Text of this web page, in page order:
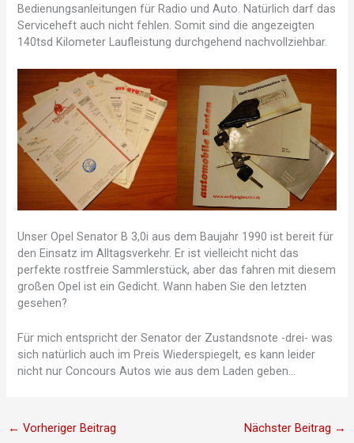
Bedienungsanleitungen für Radio und Auto. Natürlich darf das
Serviceheft auch nicht fehlen. Somit sind die angezeigten
140tsd Kilometer Laufleistung durchgehend nachvollziehbar.
Unser Opel Senator B 3,0i aus dem Baujahr 1990 ist bereit für
den Einsatz im Alltagsverkehr. Er ist vielleicht nicht das
perfekte rostfreie Sammlerstück, aber das fahren mit diesem
großen Opel ist ein Gedicht. Wann haben Sie den letzten
gesehen?
Für mich entspricht der Senator der Zustandsnote -drei- was
sich natürlich auch im Preis Wiederspiegelt, es kann leider
nicht nur Concours Autos wie aus dem Laden geben…
← Vorheriger Beitrag Nächster Beitrag →